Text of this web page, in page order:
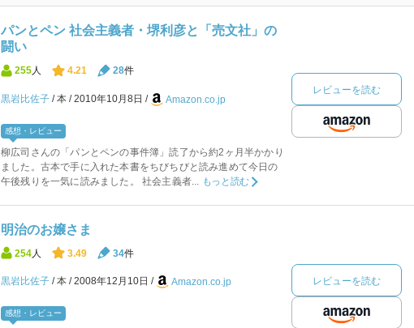
パンとペン 社会主義者・堺利彦と「売文社」の
闘い
255人 4.21 28件
黒岩比佐子 本 2010年10月8日 Amazon.co.jp
感想・レビュー
柳広司さんの「パンとペンの事件簿」読了から約2ヶ月半かかり
ました。古本で手に入れた本書をちびちびと読み進めて今日の
午後残りを一気に読みました。 社会主義者...
もっと読む
レビューを読む
明治のお嬢さま
254 人 3.49 34件
黒岩比佐子 本 2008年12月10日 Amazon.co.jp
感想・レビュー
レビューを読む